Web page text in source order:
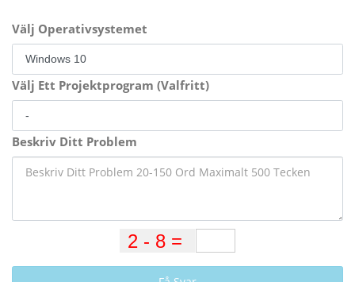
Välj Operativsystemet
Välj Ett Projektprogram (Valfritt)
Beskriv Ditt Problem